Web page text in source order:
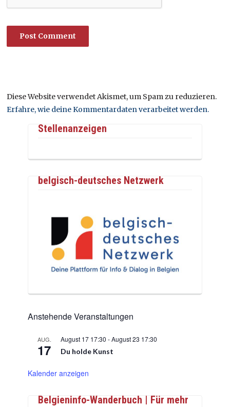
Diese Website verwendet Akismet, um Spam zu reduzieren.
Erfahre, wie deine Kommentardaten verarbeitet werden.
Stellenanzeigen
belgisch-deutsches Netzwerk
Anstehende Veranstaltungen
AUG.
17
August 17 17:30 -August 23 17:30
Du holde Kunst
Kalender anzeigen
Belgieninfo-Wanderbuch | Für mehr